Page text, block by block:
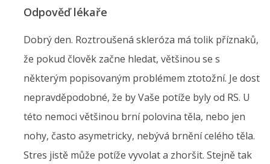
Odpověď lékaře
Dobrý den. Roztroušená skleróza má tolik příznaků,
že pokud člověk začne hledat, většinou se s
některým popisovaným problémem ztotožní. Je dost
nepravděpodobné, že by Vaše potíže byly od RS. U
této nemoci většinou brní polovina těla, nebo jen
nohy, často asymetricky, nebývá brnění celého těla.
Stres jistě může potíže vyvolat a zhoršit. Stejně tak